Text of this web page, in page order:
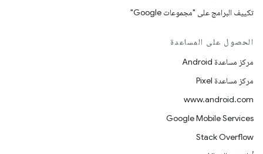
تكييف البرامج على "مجموعات Google"
الحصول على المساعدة
مركز مساعدة Android
مركز مساعدة Pixel
www.android.com
Google Mobile Services
Stack Overflow